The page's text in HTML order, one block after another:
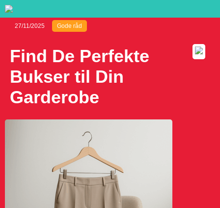
27/11/2025 Gode råd
Find De Perfekte
Bukser til Din
Garderobe